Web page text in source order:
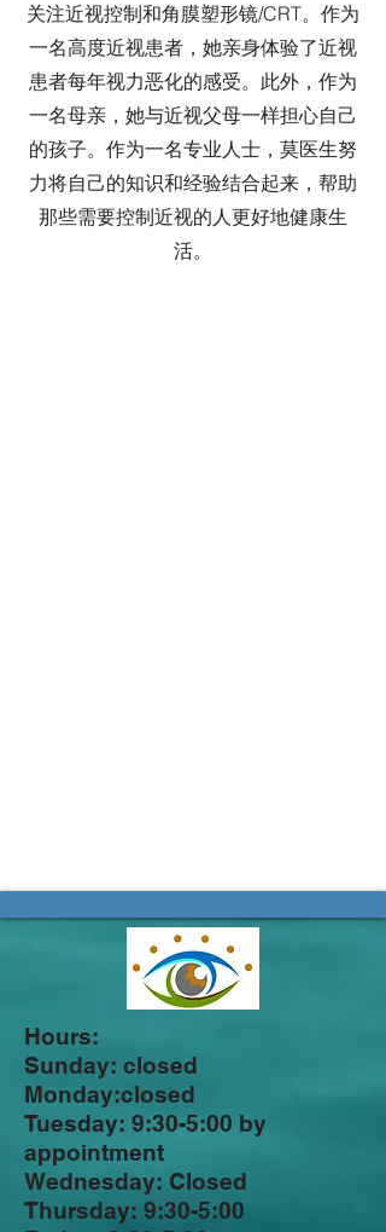
关注近视控制和角膜塑形镜/CRT。作为
一名高度近视患者，她亲身体验了近视
患者每年视力恶化的感受。此外，作为
一名母亲，她与近视父母一样担心自己
的孩子。作为一名专业人士，莫医生努
力将自己的知识和经验结合起来，帮助
那些需要控制近视的人更好地健康生
活。
Hours:
Sunday: closed
Monday:closed
Tuesday: 9:30-5:00 by
appointment
Wednesday: Closed
Thursday: 9:30-5:00